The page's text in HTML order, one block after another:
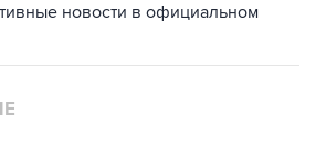
новости в официальном